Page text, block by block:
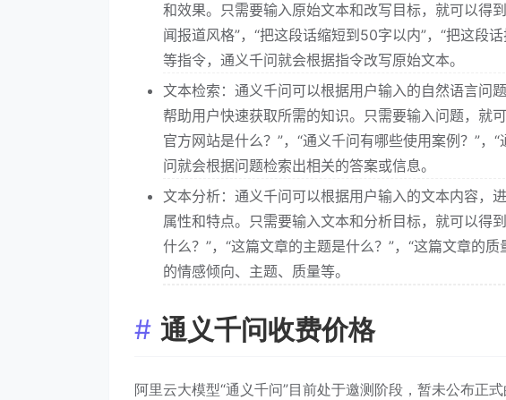
和效果。只需要输入原始文本和改写目标，就可以得
闻报道风格”，“把这段话缩短到50字以内”，“把这段
等指令，通义千问就会根据指令改写原始文本。
文本检索：通义千问可以根据用户输入的自然语言问
帮助用户快速获取所需的知识。只需要输入问题，就
官方网站是什么？”，“通义千问有哪些使用案例？”
问就会根据问题检索出相关的答案或信息。
文本分析：通义千问可以根据用户输入的文本内容，
属性和特点。只需要输入文本和分析目标，就可以得
什么？”，“这篇文章的主题是什么？”，“这篇文章的
的情感倾向、主题、质量等。
通义千问收费价格
阿里云大模型“通义千问”目前处于邀测阶段，暂未公布正